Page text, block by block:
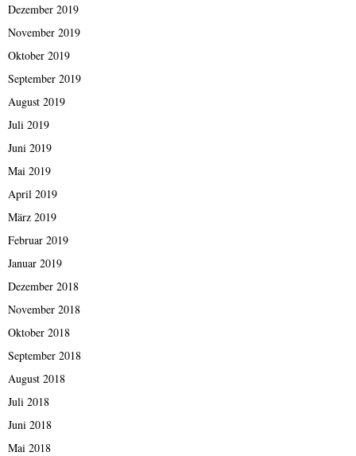
Dezember 2019
November 2019
Oktober 2019
September 2019
August 2019
Juli 2019
Juni 2019
Mai 2019
April 2019
März 2019
Februar 2019
Januar 2019
Dezember 2018
November 2018
Oktober 2018
September 2018
August 2018
Juli 2018
Juni 2018
Mai 2018